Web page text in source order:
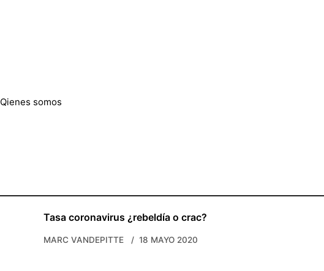
Qienes somos
Tasa coronavirus ¿rebeldía o crac?
MARC VANDEPITTE 18 MAYO 2020